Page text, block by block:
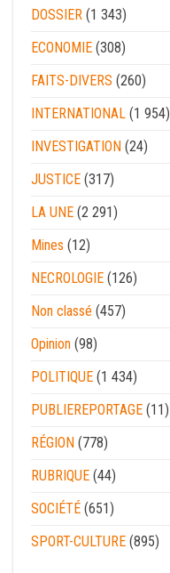
DOSSIER (1 343)
ECONOMIE (308)
FAITS-DIVERS (260)
INTERNATIONAL (1 954)
INVESTIGATION (24)
JUSTICE (317)
LA UNE (2 291)
Mines (12)
NECROLOGIE (126)
Non classé (457)
Opinion (98)
POLITIQUE (1 434)
PUBLIEREPORTAGE (11)
RÉGION (778)
RUBRIQUE (44)
SOCIÉTÉ (651)
SPORT-CULTURE (895)